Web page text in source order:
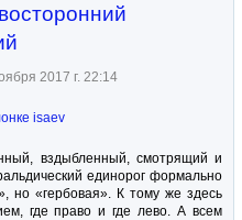
2017 г. 22:14
isaev
вздыбленный, смотрящий и
единорог формально
но «гербовая». К тому же здесь
где право и где лево. А всем